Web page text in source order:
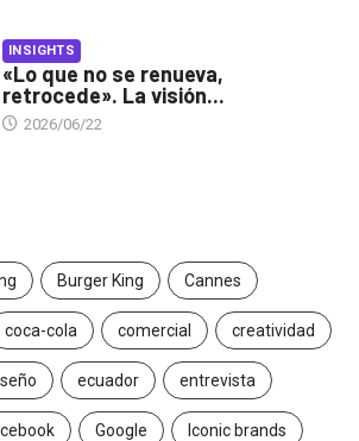
INSIGHTS
«Lo que no se renueva,
retrocede». La visión...
2026/06/22
Burger King Cannes
coca-cola comercial creatividad
ecuador entrevista
Google Iconic brands